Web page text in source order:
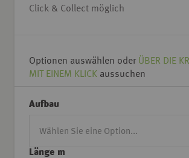
Click & Collect möglich
Optionen auswählen oder ÜBER DIE
MIT EINEM KLICK aussuchen
Aufbau
Länge m